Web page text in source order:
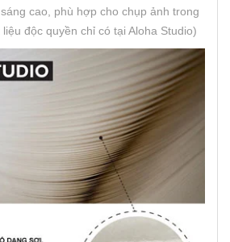
cao, phù hợp cho chụp ảnh trong
độc quyền chỉ có tại Aloha Studio)